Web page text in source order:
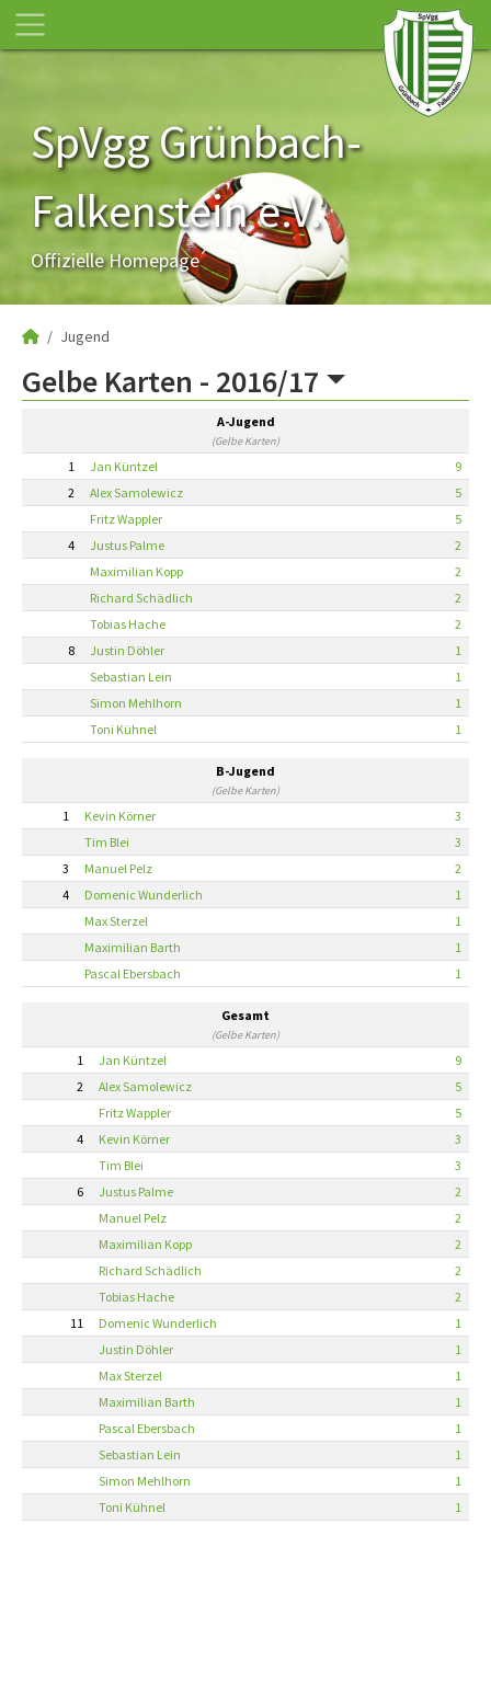
SpVgg Grünbach-
Falkenstein e.V.
Offizielle Homepage
Jugend
Gelbe Karten - 2016/17
A-Jugend
(Gelbe Karten)
1 Jan Küntzel
9
2
Alex Samolewicz
5
Fritz Wappler
5
4
Justus Palme
2
Maximilian Kopp
2
Richard Schädlich
2
Tobias Hache
2
8
Justin Döhler
1
Sebastian Lein
1
Simon Mehlhorn
1
Toni Kühnel
1
B-Jugend
(Gelbe Karten)
1 Kevin Körner
3
Tim Blei
3
3
Manuel Pelz
2
4
Domenic Wunderlich
1
Max Sterzel
1
Maximilian Barth
1
Pascal Ebersbach
1
Gesamt
(Gelbe Karten)
1 Jan Küntzel
9
2
Alex Samolewicz
5
Fritz Wappler
5
4
Kevin Körner
3
Tim Blei
3
6
Justus Palme
2
Manuel Pelz
2
Maximilian Kopp
2
Richard Schädlich
2
Tobias Hache
2
11
Domenic Wunderlich
1
Justin Döhler
1
Max Sterzel
1
Maximilian Barth
1
Pascal Ebersbach
1
Sebastian Lein
1
Simon Mehlhorn
1
Toni Kühnel
1